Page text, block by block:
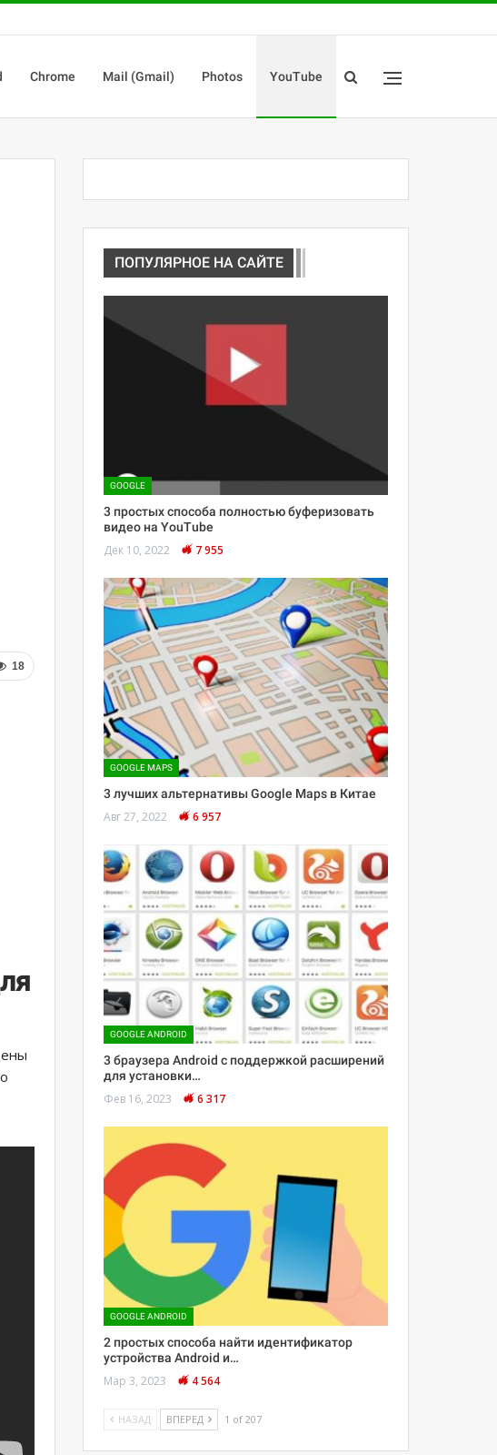
Chrome Mail (Gmail) Photos YouTube
18
ПОПУЛЯРНОЕ НА САЙТЕ
GOOGLE
3 простых способа полностью буферизовать
видео на YouTube
Дек 10, 2022 7 955
GOOGLE MAPS
3 лучших альтернативы Google Maps в Китае
Авг 27, 2022 6 957
GOOGLE ANDROID
3 браузера Android с поддержкой расширений
для установки…
Фев 16, 2023 6 317
GOOGLE ANDROID
2 простых способа найти идентификатор
устройства Android и…
Мар 3, 2023 4 564
НАЗАД ВПЕРЕД 1 of 207